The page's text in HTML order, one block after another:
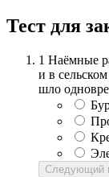
Тест для
1 Наёмные
и в
шло
Следующий